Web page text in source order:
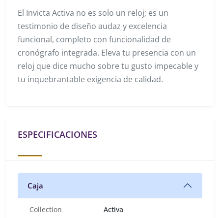
El Invicta Activa no es solo un reloj; es un
testimonio de diseño audaz y excelencia
funcional, completo con funcionalidad de
cronógrafo integrada. Eleva tu presencia con un
reloj que dice mucho sobre tu gusto impecable y
tu inquebrantable exigencia de calidad.
ESPECIFICACIONES
Caja
Collection
Activa